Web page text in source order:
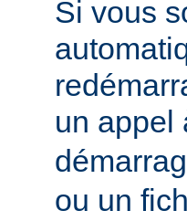
Si vous
un appel
ou un